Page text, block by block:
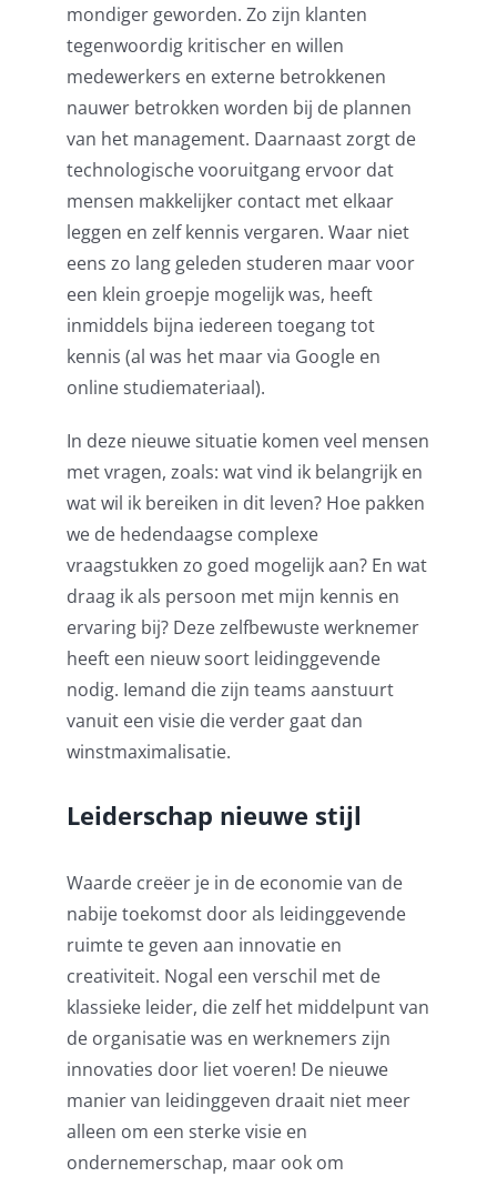
mondiger geworden. Zo zijn klanten
tegenwoordig kritischer en willen
medewerkers en externe betrokkenen
nauwer betrokken worden bij de plannen
van het management. Daarnaast zorgt de
technologische vooruitgang ervoor dat
mensen makkelijker contact met elkaar
leggen en zelf kennis vergaren. Waar niet
eens zo lang geleden studeren maar voor
een klein groepje mogelijk was, heeft
inmiddels bijna iedereen toegang tot
kennis (al was het maar via Google en
online studiemateriaal).
In deze nieuwe situatie komen veel mensen
met vragen, zoals: wat vind ik belangrijk en
wat wil ik bereiken in dit leven? Hoe pakken
we de hedendaagse complexe
vraagstukken zo goed mogelijk aan? En wat
draag ik als persoon met mijn kennis en
ervaring bij? Deze zelfbewuste werknemer
heeft een nieuw soort leidinggevende
nodig. Iemand die zijn teams aanstuurt
vanuit een visie die verder gaat dan
winstmaximalisatie.
Leiderschap nieuwe stijl
Waarde creëer je in de economie van de
nabije toekomst door als leidinggevende
ruimte te geven aan innovatie en
creativiteit. Nogal een verschil met de
klassieke leider, die zelf het middelpunt van
de organisatie was en werknemers zijn
innovaties door liet voeren! De nieuwe
manier van leidinggeven draait niet meer
alleen om een sterke visie en
ondernemerschap, maar ook om